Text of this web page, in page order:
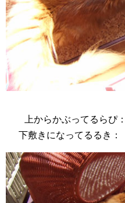
上からかぶってるらぴ：
下敷きになってるるき：